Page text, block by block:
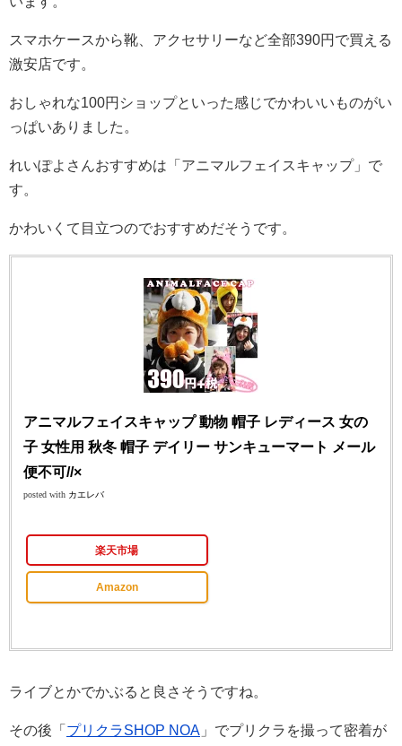
スマホケースから靴、アクセサリーなど全部390円で買える
激安店です。
おしゃれな100円ショップといった感じでかわいいものがい
っぱいありました。
れいぽよさんおすすめは「アニマルフェイスキャップ」で
す。
かわいくて目立つのでおすすめだそうです。
アニマルフェイスキャップ 動物 帽子 レディース 女の
子 女性用 秋冬 帽子 デイリー サンキューマート メール
便不可//×
posted with カエレバ
楽天市場
Amazon
ライブとかでかぶると良さそうですね。
その後「 プリクラSHOP NOA 」でプリクラを撮って密着が